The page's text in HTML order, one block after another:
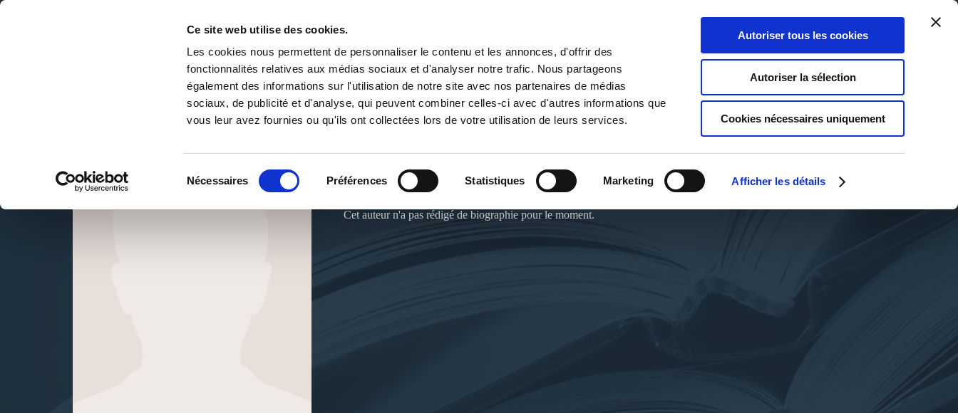
Ce site web utilise des cookies.
Les cookies nous permettent de personnaliser le contenu et les annonces, d'offrir des
fonctionnalités relatives aux médias sociaux et d'analyser notre trafic. Nous partageons
également des informations sur l'utilisation de notre site avec nos partenaires de médias
sociaux, de publicité et d'analyse, qui peuvent combiner celles-ci avec d'autres informations que
vous leur avez fournies ou qu'ils ont collectées lors de votre utilisation de leurs services.
Nécessaires Préférences Statistiques Marketing Afficher les détails
Autoriser tous les cookies
Autoriser la sélection
Cookies nécessaires uniquement
DE LA PAGE BLANCHE... AU BEST SELLER
0
Panier
0
Ma liste
Connexion
PUBLIER UN LIVRE LIBRAIRIE
MOUHER LAHCEN
Cet auteur n'a pas rédigé de biographie pour le moment.